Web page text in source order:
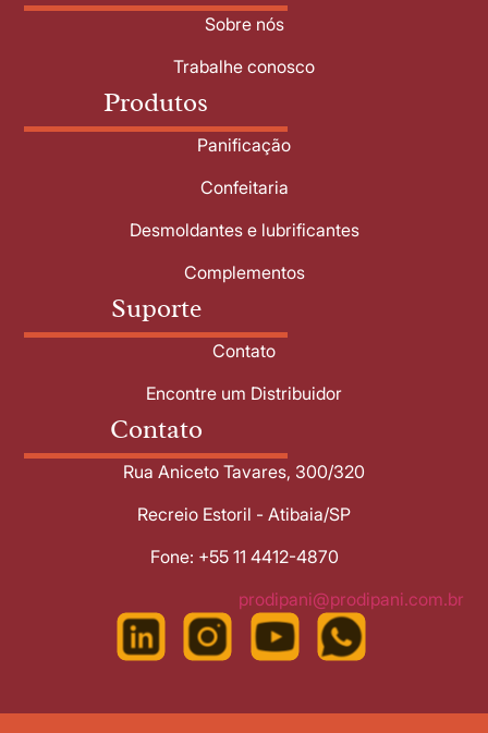
Sobre nós
Trabalhe conosco
Produtos
Panificação
Confeitaria
Desmoldantes e lubrificantes
Complementos
Suporte
Contato
Encontre um Distribuidor
Contato
Rua Aniceto Tavares, 300/320
Recreio Estoril - Atibaia/SP
Fone: +55 11 4412-4870
prodipani@prodipani.com.br